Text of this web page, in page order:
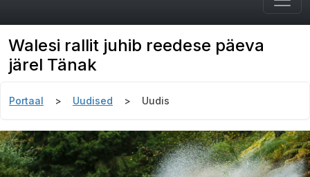
Walesi rallit juhib reedese päeva
järel Tänak
Portaal Uudised Uudis